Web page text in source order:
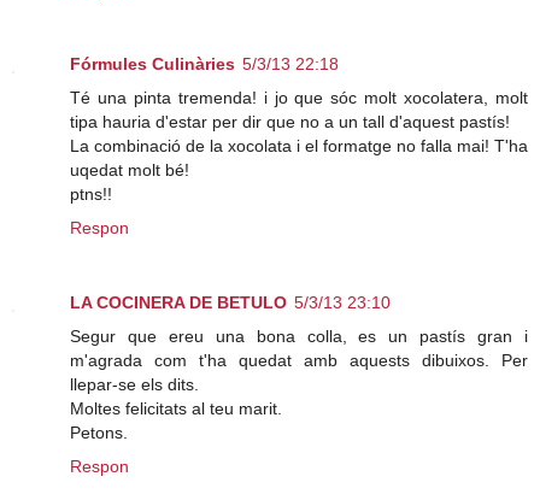
Fórmules Culinàries 5/3/13 22:18
Té una pinta tremenda! i jo que sóc molt xocolatera, molt
tipa hauria d'estar per dir que no a un tall d'aquest pastís!
La combinació de la xocolata i el formatge no falla mai! T'ha
uqedat molt bé!
ptns!!
Respon
LA COCINERA DE BETULO 5/3/13 23:10
Segur que ereu una bona colla, es un pastís gran i
m'agrada com t'ha quedat amb aquests dibuixos. Per
llepar-se els dits.
Moltes felicitats al teu marit.
Petons.
Respon